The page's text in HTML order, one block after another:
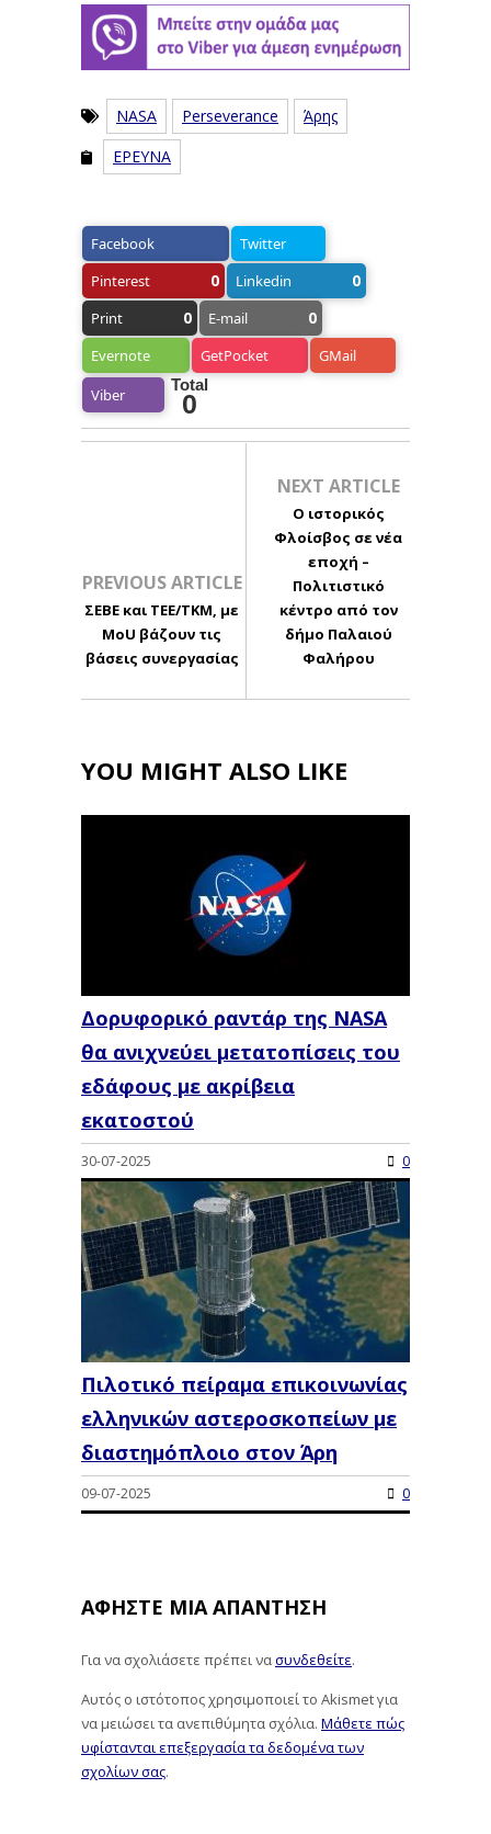
NASA Perseverance
Άρης
ΕΡΕΥΝΑ
Facebook
Twitter
Pinterest
0 Linkedin 0
Print 0 E-mail 0
Evernote GetPocket GMail
Viber
Total
0
PREVIOUS ARTICLE
ΣΕΒΕ και ΤΕΕ/ΤΚΜ, με
MoU βάζουν τις
βάσεις συνεργασίας
NEXT ARTICLE
Ο ιστορικός
Φλοίσβος σε νέα
εποχή –
Πολιτιστικό
κέντρο από τον
δήμο Παλαιού
Φαλήρου
YOU MIGHT ALSO LIKE
Δορυφορικό ραντάρ της NASA
θα ανιχνεύει μετατοπίσεις του
εδάφους με ακρίβεια
εκατοστού
30-07-2025 0
Πιλοτικό πείραμα επικοινωνίας
ελληνικών αστεροσκοπείων με
διαστημόπλοιο στον Άρη
09-07-2025 0
ΑΦΉΣΤΕ ΜΙΑ ΑΠΆΝΤΗΣΗ
Για να σχολιάσετε πρέπει νασυνδεθείτε.
Αυτός ο ιστότοπος χρησιμοποιεί το Akismet για
να μειώσει τα ανεπιθύμητα σχόλια. Μάθετε πώς
υφίστανται επεξεργασία τα δεδομένα των
σχολίων σας.